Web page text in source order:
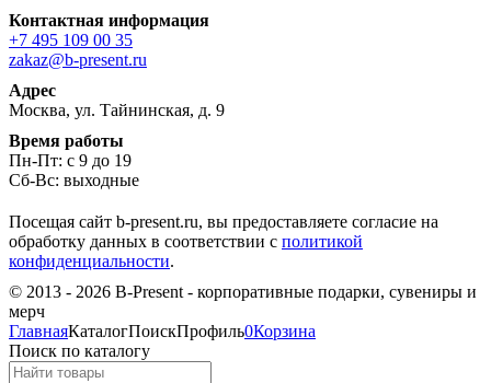
Контактная информация
+7 495 109 00 35
zakaz@b-present.ru
Адрес
Москва, ул. Тайнинская, д. 9
Время работы
Пн-Пт: с 9 до 19
Сб-Вс: выходные
Посещая сайт b-present.ru, вы предоставляете согласие на
обработку данных в соответствии с политикой
конфиденциальности.
© 2013 - 2026 B-Present - корпоративные подарки, сувениры и
мерч
ГлавнаяКаталогПоискПрофиль0Корзина
Поиск по каталогу